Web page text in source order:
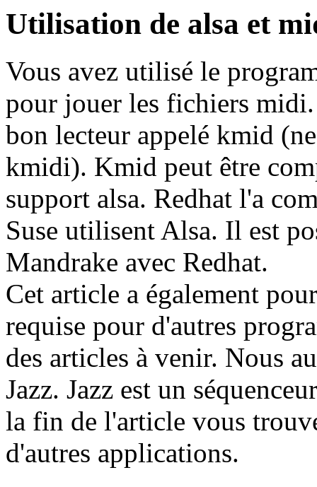
Utilisation de alsa et
Vous avez utilisé le
pour jouer les fichiers
bon lecteur appelé kmid
kmidi). Kmid peut être
support alsa. Redhat l'a
Suse utilisent Alsa. Il est
Mandrake avec Redhat.
Cet article a également
requise pour d'autres
des articles à venir. Nous
Jazz. Jazz est un
la fin de l'article vous
d'autres applications.